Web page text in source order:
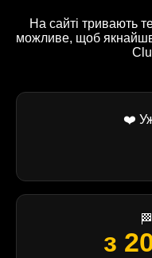
На сайті тривають
можливе, щоб
❤️
з